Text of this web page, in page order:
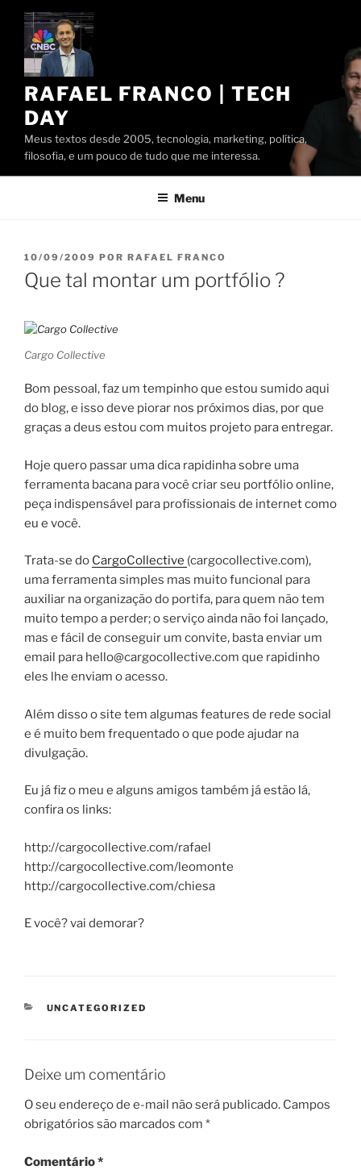
Pular
conteúdo
RAFAEL FRANCO | TECH
DAY
Meus textos desde 2005, tecnologia, marketing, política,
filosofia, e um pouco de tudo que me interessa.
Menu
PUBLICADO
EM
10/09/2009 POR RAFAEL FRANCO
Que tal montar um portfólio ?
Cargo Collective
Bom pessoal, faz um tempinho que estou sumido aqui
do blog, e isso deve piorar nos próximos dias, por que
graças a deus estou com muitos projeto para entregar.
Hoje quero passar uma dica rapidinha sobre uma
ferramenta bacana para você criar seu portfólio online,
peça indispensável para profissionais de internet como
eu e você.
Trata-se do CargoCollective (cargocollective.com),
uma ferramenta simples mas muito funcional para
auxiliar na organização do portifa, para quem não tem
muito tempo a perder; o serviço ainda não foi lançado,
mas e fácil de conseguir um convite, basta enviar um
email para hello@cargocollective.com que rapidinho
eles lhe enviam o acesso.
Além disso o site tem algumas features de rede social
e é muito bem frequentado o que pode ajudar na
divulgação.
Eu já fiz o meu e alguns amigos também já estão lá,
confira os links:
http://cargocollective.com/rafael
http://cargocollective.com/leomonte
http://cargocollective.com/chiesa
E você? vai demorar?
CATEGORIAS
UNCATEGORIZED
Deixe um comentário
O seu endereço de e-mail não será publicado. Campos
obrigatórios são marcados com *
Comentário*